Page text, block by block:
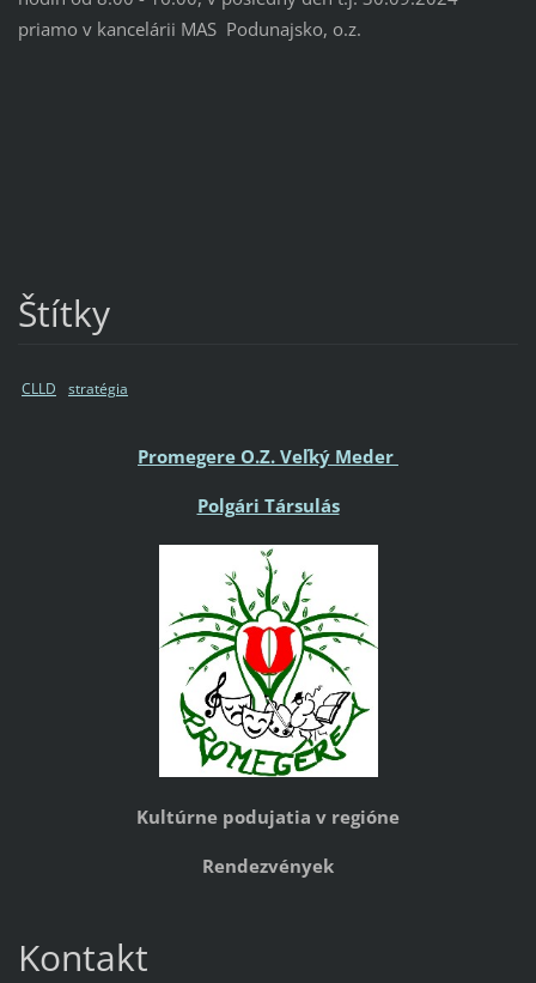
priamo v kancelárii MAS Podunajsko, o.z.
Štítky
CLLD stratégia
Promegere O.Z. Veľký Meder
Polgári Társulás
Kultúrne podujatia v regióne
Rendezvények
Kontakt